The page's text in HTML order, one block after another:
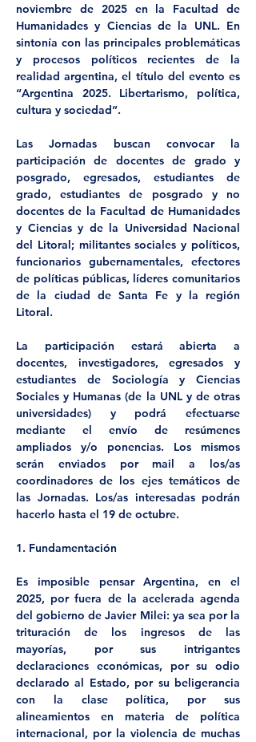
noviembre de 2025 en la Facultad de
Humanidades y Ciencias de la UNL. En
sintonía con las principales problemáticas
y procesos políticos recientes de la
realidad argentina, el título del evento es
“Argentina 2025. Libertarismo, política,
cultura y sociedad”.
Las Jornadas buscan convocar la
participación de docentes de grado y
posgrado, egresados, estudiantes de
grado, estudiantes de posgrado y no
docentes de la Facultad de Humanidades
y Ciencias y de la Universidad Nacional
del Litoral; militantes sociales y políticos,
funcionarios gubernamentales, efectores
de políticas públicas, líderes comunitarios
de la ciudad de Santa Fe y la región
Litoral.
La participación estará abierta a
docentes, investigadores, egresados y
estudiantes de Sociología y Ciencias
Sociales y Humanas (de la UNL y de otras
universidades) y podrá efectuarse
mediante el envío de resúmenes
ampliados y/o ponencias. Los mismos
serán enviados por mail a los/as
coordinadores de los ejes temáticos de
las Jornadas. Los/as interesadas podrán
hacerlo hasta el 19 de octubre.
1. Fundamentación
Es imposible pensar Argentina, en el
2025, por fuera de la acelerada agenda
del gobierno de Javier Milei: ya sea por la
trituración de los ingresos de las
mayorías, por sus intrigantes
declaraciones económicas, por su odio
declarado al Estado, por su beligerancia
con la clase política, por sus
alineamientos en materia de política
internacional, por la violencia de muchas